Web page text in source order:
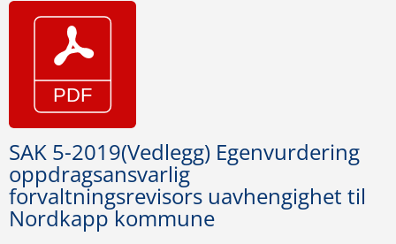
SAK 5-2019(Vedlegg) Egenvurdering
oppdragsansvarlig
forvaltningsrevisors uavhengighet til
Nordkapp kommune